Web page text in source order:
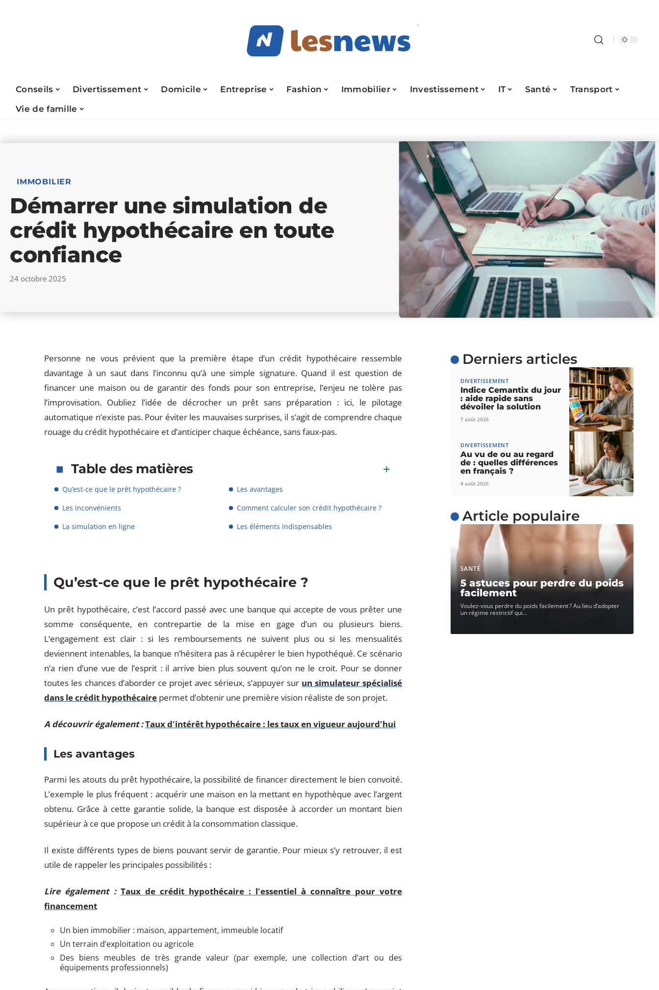
Conseils Divertissement Domicile Entreprise Fashion Immobilier Investissement IT Santé
Transport
Vie de famille
IMMOBILIER
Démarrer une simulation de
crédit hypothécaire en toute
confiance
24 octobre 2025
Personne ne vous prévient que la première étape d’un crédit hypothécaire ressemble
davantage à un saut dans l’inconnu qu’à une simple signature. Quand il est question de
financer une maison ou de garantir des fonds pour son entreprise, l’enjeu ne tolère pas
l’improvisation. Oubliez l’idée de décrocher un prêt sans préparation : ici, le pilotage
automatique n’existe pas. Pour éviter les mauvaises surprises, il s’agit de comprendre chaque
rouage du crédit hypothécaire et d’anticiper chaque échéance, sans faux-pas.
Table des matières
Qu’est-ce que le prêt hypothécaire ?
Les avantages
Les inconvénients
Comment calculer son crédit hypothécaire ?
La simulation en ligne
Les éléments indispensables
Qu’est-ce que le prêt hypothécaire ?
Un prêt hypothécaire, c’est l’accord passé avec une banque qui accepte de vous prêter une
somme conséquente, en contrepartie de la mise en gage d’un ou plusieurs biens.
L’engagement est clair : si les remboursements ne suivent plus ou si les mensualités
deviennent intenables, la banque n’hésitera pas à récupérer le bien hypothéqué. Ce scénario
n’a rien d’une vue de l’esprit : il arrive bien plus souvent qu’on ne le croit. Pour se donner
toutes les chances d’aborder ce projet avec sérieux, s’appuyer sur un simulateur spécialisé
dans le crédit hypothécaire permet d’obtenir une première vision réaliste de son projet.
A découvrir également :Taux d'intérêt hypothécaire : les taux en vigueur aujourd'hui
Les avantages
Parmi les atouts du prêt hypothécaire, la possibilité de financer directement le bien convoité.
L’exemple le plus fréquent : acquérir une maison en la mettant en hypothèque avec l’argent
obtenu. Grâce à cette garantie solide, la banque est disposée à accorder un montant bien
supérieur à ce que propose un crédit à la consommation classique.
Il existe différents types de biens pouvant servir de garantie. Pour mieux s’y retrouver, il est
utile de rappeler les principales possibilités :
Lire également : Taux de crédit hypothécaire : l'essentiel à connaître pour votre
financement
Un bien immobilier : maison, appartement, immeuble locatif
Un terrain d’exploitation ou agricole
Des biens meubles de très grande valeur (par exemple, une collection d’art ou des
équipements professionnels)
Derniers articles
DIVERTISSEMENT
Indice Cemantix du jour
: aide rapide sans
dévoiler la solution
7 août 2026
DIVERTISSEMENT
Au vu de ou au regard
de : quelles différences
en français ?
4 août 2026
Article populaire
SANTÉ
5 astuces pour perdre du poids
facilement
Voulez-vous perdre du poids facilement ? Au lieu d’adopter
un régime restrictif qui…